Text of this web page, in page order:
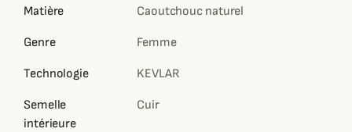
Matière Caoutchouc naturel
Genre Femme
Technologie KEVLAR
Semelle
intérieure
Cuir